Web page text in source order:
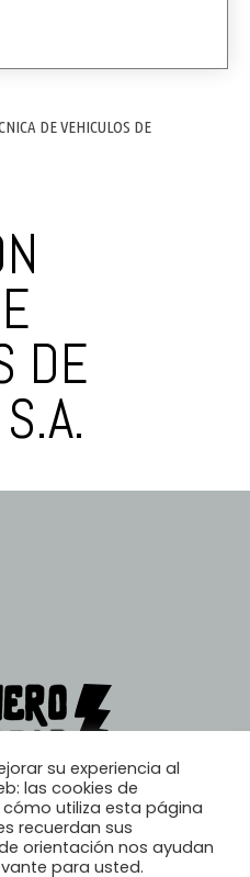
DE VEHICULOS DE
DE
su experiencia al
las cookies de
utiliza esta página
recuerdan sus
orientación nos ayudan
para usted.